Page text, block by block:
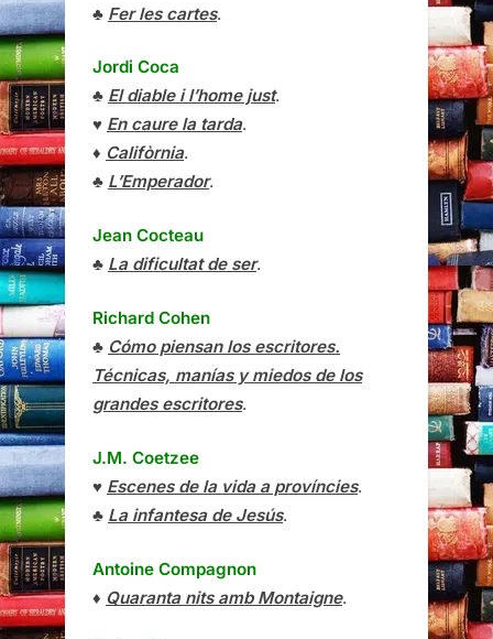
♣ Fer les cartes.
Jordi Coca
♣ El diable i l’home just.
♥ En caure la tarda.
♦ Califòrnia.
♣ L’Emperador.
Jean Cocteau
♣ La dificultat de ser.
Richard Cohen
♣ Cómo piensan los escritores.
Técnicas, manías y miedos de los
grandes escritores.
J.M. Coetzee
♥ Escenes de la vida a províncies.
♣ La infantesa de Jesús.
Antoine Compagnon
♦ Quaranta nits amb Montaigne.